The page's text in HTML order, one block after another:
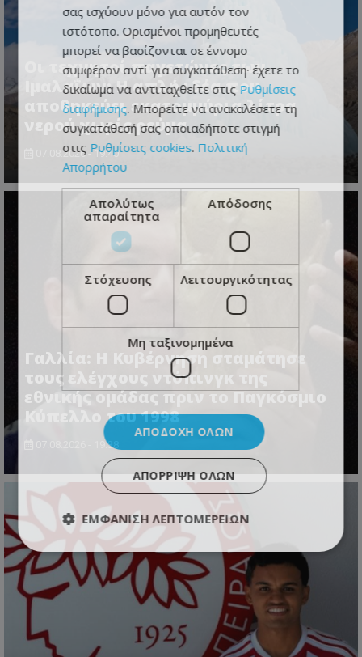
Οι τεχνητοί παγετώνες των
Ιμαλαΐων: Η απλή ιδέα που
αποθηκεύει εκατομμύρια λίτρα
νερού χωρίς ρεύμα
07.08.2026 - 19:40
Γαλλία: Η Κυβέρνηση σταμάτησε
τους ελέγχους ντόπινγκ της
εθνικής ομάδας πριν το Παγκόσμιο
Κύπελλο του 1998
07.08.2026 - 19:38
σας ισχύουν μόνο για αυτόν τον
ιστότοπο. Ορισμένοι προμηθευτές
μπορεί να βασίζονται σε έννομο
συμφέρον αντί για συγκατάθεση· έχετε το
δικαίωμα να αντιταχθείτε στις Ρυθμίσεις
διαφήμισης. Μπορείτε να ανακαλέσετε τη
συγκατάθεσή σας οποιαδήποτε στιγμή
στις Ρυθμίσεις cookies. Πολιτική
Απορρήτου
Απολύτως
απαραίτητα
Απόδοσης
Στόχευσης Λειτουργικότητας
Μη ταξινομημένα
ΑΠΟΔΟΧΉ ΌΛΩΝ
ΑΠΌΡΡΙΨΗ ΌΛΩΝ
ΕΜΦΆΝΙΣΗ ΛΕΠΤΟΜΕΡΕΙΏΝ